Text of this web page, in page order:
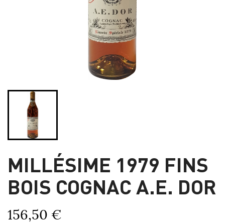
MILLÉSIME 1979 FINS
BOIS COGNAC A.E. DOR
156,50 €